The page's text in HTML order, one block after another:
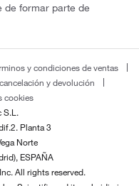
de formar parte de
y condiciones de ventas
y devolución
cookies
S.L.
Planta 3
Norte
ESPAÑA
All rights reserved.